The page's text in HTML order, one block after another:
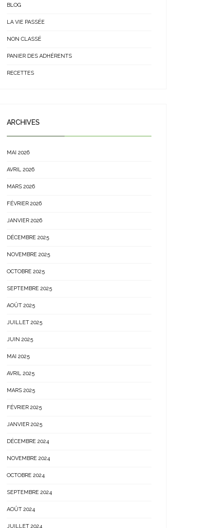
BLOG
LA VIE PASSÉE
NON CLASSÉ
PANIER DES ADHÉRENTS
RECETTES
ARCHIVES
MAI 2026
AVRIL 2026
MARS 2026
FÉVRIER 2026
JANVIER 2026
DÉCEMBRE 2025
NOVEMBRE 2025
OCTOBRE 2025
SEPTEMBRE 2025
AOÛT 2025
JUILLET 2025
JUIN 2025
MAI 2025
AVRIL 2025
MARS 2025
FÉVRIER 2025
JANVIER 2025
DÉCEMBRE 2024
NOVEMBRE 2024
OCTOBRE 2024
SEPTEMBRE 2024
AOÛT 2024
JUILLET 2024